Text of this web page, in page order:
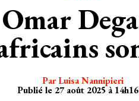
Omar
Par Luisa Nannipieri
Publié le 27 août 2025 à 14h16